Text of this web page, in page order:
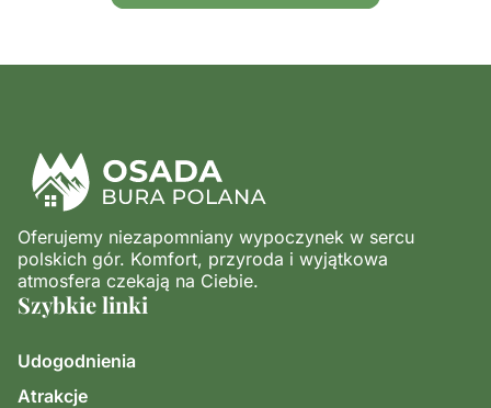
Oferujemy niezapomniany wypoczynek w sercu
polskich gór. Komfort, przyroda i wyjątkowa
atmosfera czekają na Ciebie.
Szybkie linki
Udogodnienia
Atrakcje